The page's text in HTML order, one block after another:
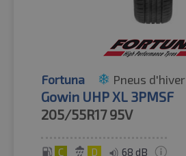
Fortuna Pneus d'hiver
Gowin UHP XL 3PMSF
205/55R17 95V
C D 68 dB